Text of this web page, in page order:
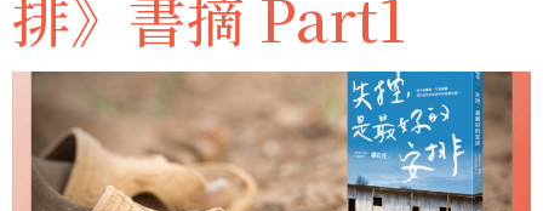
排》書摘 Part1